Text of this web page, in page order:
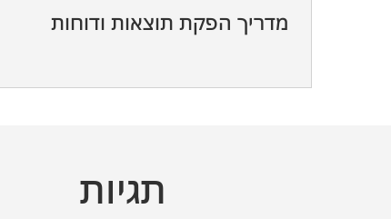
תגיות
מדריך הפקת תוצאות ודוחות